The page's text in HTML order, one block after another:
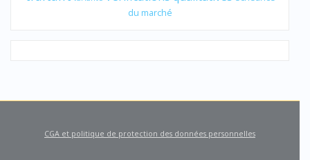
du marché
CGA et politique de protection des données personnelles